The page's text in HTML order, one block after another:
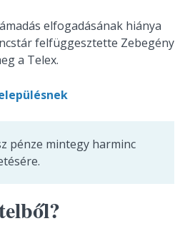
elfogadásának hiánya
felfüggesztette Zebegény
a Telex.
pénze mintegy harminc